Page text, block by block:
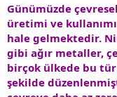
Günümüzde
üretimi ve
hale gelmektedir.
gibi ağır metaller,
birçok ülkede bu
şekilde